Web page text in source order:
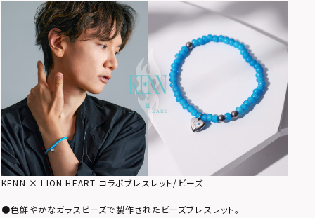
KENN × LION HEART コラボブレスレット/ビーズ
●色鮮やかなガラスビーズで製作されたビーズブレスレット。